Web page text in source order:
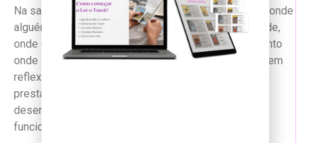
Na saúde, o Pajem de Espadas
no Tarot indica fase onde
alguém começa a fazer perguntas sobre própria saúde,
onde curiosidade leva a pesquisas iniciais ou momento
onde se questiona hábitos que antes eram aceitos sem
reflexão. Ele sugere que a pessoa está começando a
prestar atenção em sinais que corpo envia ou que
desenvolve interesse em compreender melhor
funcionamento da própria saúde física e mental.